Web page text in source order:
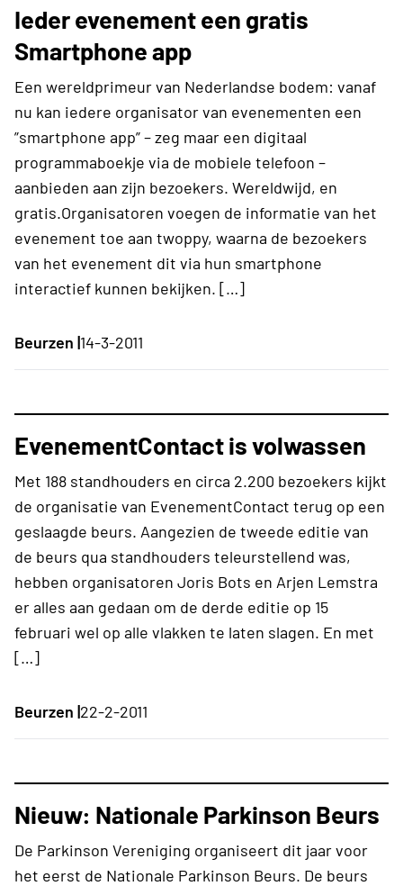
Ieder evenement een gratis
Smartphone app
Een wereldprimeur van Nederlandse bodem: vanaf
nu kan iedere organisator van evenementen een
”smartphone app” – zeg maar een digitaal
programmaboekje via de mobiele telefoon –
aanbieden aan zijn bezoekers. Wereldwijd, en
gratis.Organisatoren voegen de informatie van het
evenement toe aan twoppy, waarna de bezoekers
van het evenement dit via hun smartphone
interactief kunnen bekijken. […]
Beurzen |14-3-2011
EvenementContact is volwassen
Met 188 standhouders en circa 2.200 bezoekers kijkt
de organisatie van EvenementContact terug op een
geslaagde beurs. Aangezien de tweede editie van
de beurs qua standhouders teleurstellend was,
hebben organisatoren Joris Bots en Arjen Lemstra
er alles aan gedaan om de derde editie op 15
februari wel op alle vlakken te laten slagen. En met
[…]
Beurzen |22-2-2011
Nieuw: Nationale Parkinson Beurs
De Parkinson Vereniging organiseert dit jaar voor
het eerst de Nationale Parkinson Beurs. De beurs